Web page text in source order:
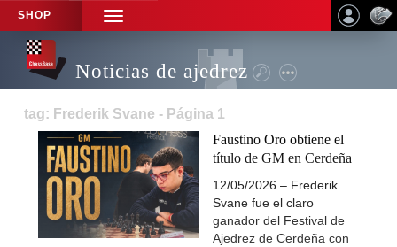
SHOP
TOGGLE
NAVIGATION
Noticias de ajedrez
tag: Frederik Svane - Página 1
Faustino Oro obtiene el
título de GM en Cerdeña
12/05/2026 – Frederik
Svane fue el claro
ganador del Festival de
Ajedrez de Cerdeña con